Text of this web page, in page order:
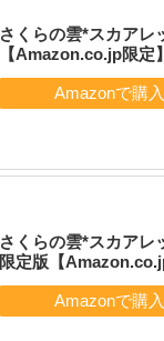
さくらの雲*スカアレ
【Amazon.co.jp限定
さくらの雲*スカアレ
限定版【